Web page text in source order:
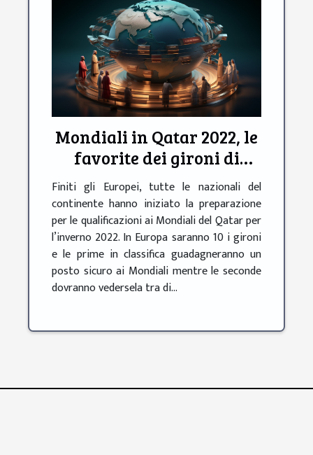
Mondiali in Qatar 2022, le
favorite dei gironi di
qualificazione
Finiti gli Europei, tutte le nazionali del
continente hanno iniziato la preparazione
per le qualificazioni ai Mondiali del Qatar per
l’inverno 2022. In Europa saranno 10 i gironi
e le prime in classifica guadagneranno un
posto sicuro ai Mondiali mentre le seconde
dovranno vedersela tra di...